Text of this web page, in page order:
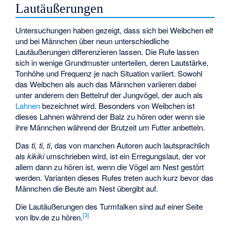
Lautäußerungen
Untersuchungen haben gezeigt, dass sich bei Weibchen elf
und bei Männchen über neun unterschiedliche
Lautäußerungen differenzieren lassen. Die Rufe lassen
sich in wenige Grundmuster unterteilen, deren Lautstärke,
Tonhöhe und Frequenz je nach Situation variiert. Sowohl
das Weibchen als auch das Männchen variieren dabei
unter anderem den Bettelruf der Jungvögel, der auch als
Lahnenbezeichnet wird. Besonders von Weibchen ist
dieses Lahnen während der Balz zu hören oder wenn sie
ihre Männchen während der Brutzeit um Futter anbetteln.
Dasti, ti, ti, das von manchen Autoren auch lautsprachlich
alskikikiumschrieben wird, ist ein Erregungslaut, der vor
allem dann zu hören ist, wenn die Vögel am Nest gestört
werden. Varianten dieses Rufes treten auch kurz bevor das
Männchen die Beute am Nest übergibt auf.
Die Lautäußerungen des Turmfalken sind auf einer Seite
von lbv.de zu hören.[3]